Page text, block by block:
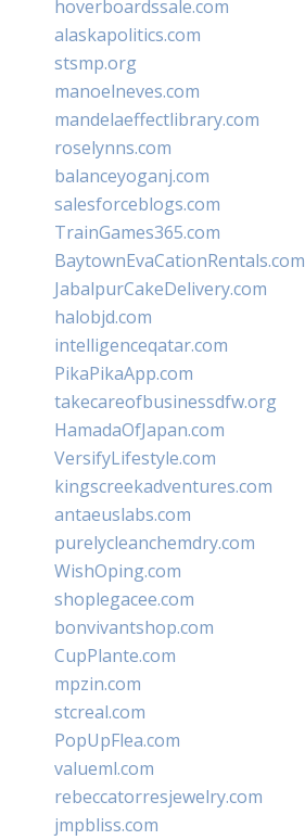
hoverboardssale.com
alaskapolitics.com
stsmp.org
manoelneves.com
mandelaeffectlibrary.com
roselynns.com
balanceyoganj.com
salesforceblogs.com
TrainGames365.com
BaytownEvaCationRentals.com
JabalpurCakeDelivery.com
halobjd.com
intelligenceqatar.com
PikaPikaApp.com
takecareofbusinessdfw.org
HamadaOfJapan.com
VersifyLifestyle.com
kingscreekadventures.com
antaeuslabs.com
purelycleanchemdry.com
WishOping.com
shoplegacee.com
bonvivantshop.com
CupPlante.com
mpzin.com
stcreal.com
PopUpFlea.com
valueml.com
rebeccatorresjewelry.com
jmpbliss.com